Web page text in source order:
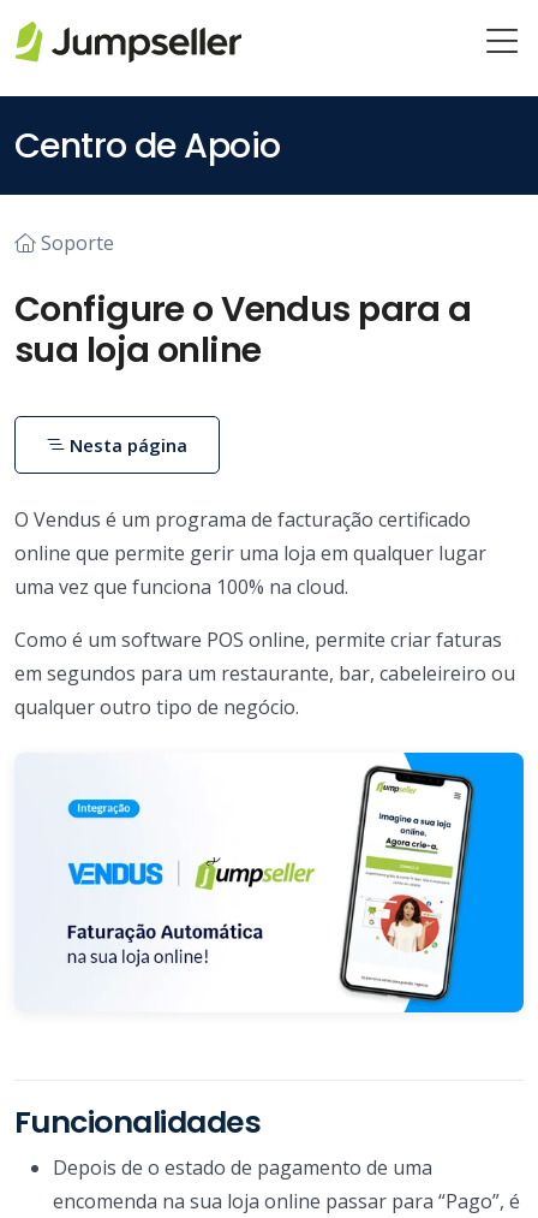
Centro de Apoio
Soporte
Configure o Vendus para a
sua loja online
O Vendus é um programa de facturação certificado
online que permite gerir uma loja em qualquer lugar
uma vez que funciona 100% na cloud.
Como é um software POS online, permite criar faturas
em segundos para um restaurante, bar, cabeleireiro ou
qualquer outro tipo de negócio.
Funcionalidades
Depois de o estado de pagamento de uma
encomenda na sua loja online passar para “Pago”, é
Nesta página